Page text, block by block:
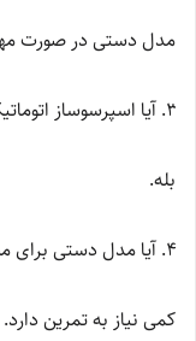
مدل دستی در صورت
آیا اسپرسوساز
بله.
آیا مدل دستی
کمی نیاز به تمرین دارد.